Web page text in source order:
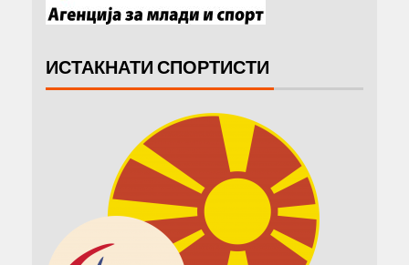
ИСТАКНАТИ СПОРТИСТИ